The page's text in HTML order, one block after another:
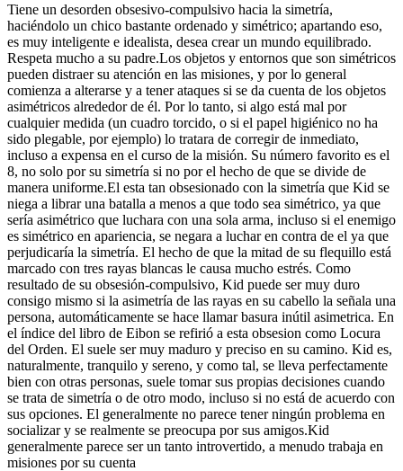
Tiene un desorden obsesivo-compulsivo hacia la simetría,
haciéndolo un chico bastante ordenado y simétrico; apartando eso,
es muy inteligente e idealista, desea crear un mundo equilibrado.
Respeta mucho a su padre.Los objetos y entornos que son simétricos
pueden distraer su atención en las misiones, y por lo general
comienza a alterarse y a tener ataques si se da cuenta de los objetos
asimétricos alrededor de él. Por lo tanto, si algo está mal por
cualquier medida (un cuadro torcido, o si el papel higiénico no ha
sido plegable, por ejemplo) lo tratara de corregir de inmediato,
incluso a expensa en el curso de la misión. Su número favorito es el
8, no solo por su simetría si no por el hecho de que se divide de
manera uniforme.El esta tan obsesionado con la simetría que Kid se
niega a librar una batalla a menos a que todo sea simétrico, ya que
sería asimétrico que luchara con una sola arma, incluso si el enemigo
es simétrico en apariencia, se negara a luchar en contra de el ya que
perjudicaría la simetría. El hecho de que la mitad de su flequillo está
marcado con tres rayas blancas le causa mucho estrés. Como
resultado de su obsesión-compulsivo, Kid puede ser muy duro
consigo mismo si la asimetría de las rayas en su cabello la señala una
persona, automáticamente se hace llamarbasura inútil asimetrica. En
el índice del libro de Eibon se refirió a esta obsesion como Locura
del Orden. El suele ser muy maduro y preciso en su camino. Kid es,
naturalmente, tranquilo y sereno, y como tal, se lleva perfectamente
bien con otras personas, suele tomar sus propias decisiones cuando
se trata de simetría o de otro modo, incluso si no está de acuerdo con
sus opciones. El generalmente no parece tener ningún problema en
socializar y se realmente se preocupa por sus amigos.Kid
generalmente parece ser un tanto introvertido, a menudo trabaja en
misiones por su cuenta